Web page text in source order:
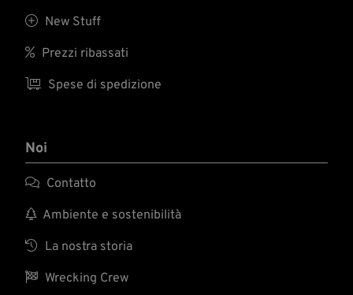
 New Stuff
 Prezzi ribassati
 Spese di spedizione
Noi
 Contatto
 Ambiente e sostenibilità
 La nostra storia
 Wrecking Crew